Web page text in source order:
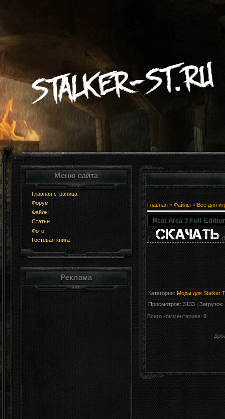
Меню сайта
Главная страница
Форум
Файлы
Статьи
Фото
Гостевая книга
Реклама
Главная » Файлы » Все для
Real Area 3 Full
[ ·
Категория: Моды для Stalker
Просмотров: 3133 | Загрузок:
Всего комментариев: 0